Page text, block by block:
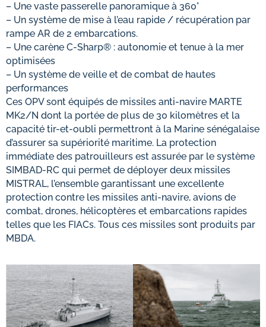
– Une vaste passerelle panoramique à 360°
– Un système de mise à l’eau rapide / récupération par
rampe AR de 2 embarcations.
– Une carène C-Sharp® : autonomie et tenue à la mer
optimisées
– Un système de veille et de combat de hautes
performances
Ces OPV sont équipés de missiles anti-navire MARTE
MK2/N dont la portée de plus de 30 kilomètres et la
capacité tir-et-oubli permettront à la Marine sénégalaise
d’assurer sa supériorité maritime. La protection
immédiate des patrouilleurs est assurée par le système
SIMBAD-RC qui permet de déployer deux missiles
MISTRAL, l’ensemble garantissant une excellente
protection contre les missiles anti-navire, avions de
combat, drones, hélicoptères et embarcations rapides
telles que les FIACs. Tous ces missiles sont produits par
MBDA.